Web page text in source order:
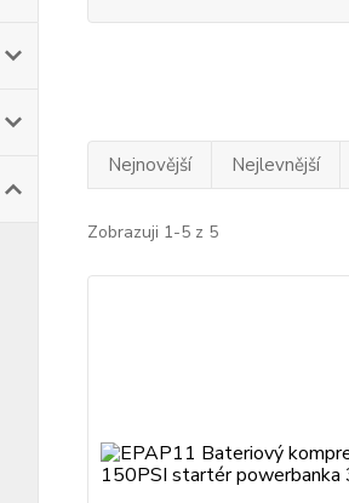
Nejnovější Nejlevnější
Zobrazuji 1-5 z 5